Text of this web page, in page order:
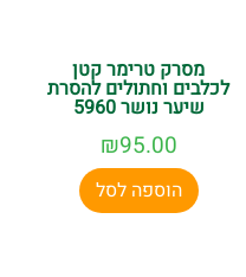
מסרק טרימר קטן
לכלבים וחתולים להסרת
שיער נושר 5960
₪95.00
הוספה לסל